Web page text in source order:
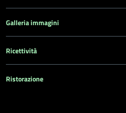
Galleria immagini
Ricettività
Ristorazione